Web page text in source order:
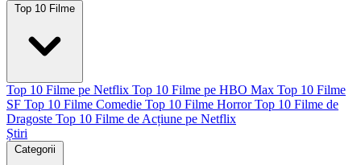
Top 10 Filme
Top 10 Filme pe Netflix Top 10 Filme pe HBO Max Top 10 Filme
SF Top 10 Filme Comedie Top 10 Filme Horror Top 10 Filme de
Dragoste Top 10 Filme de Acțiune pe Netflix
Știri
Categorii